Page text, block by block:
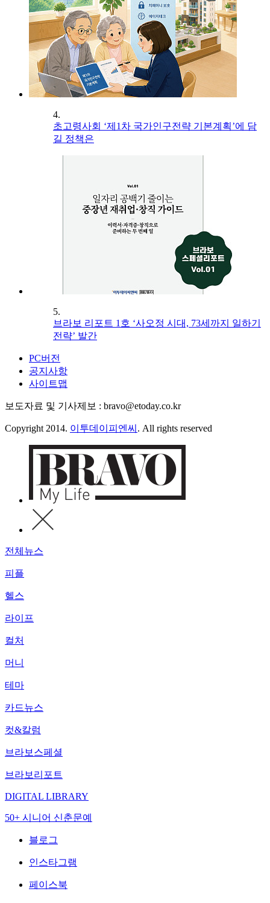
4.
초고령사회 ‘제1차 국가인구전략 기본계획’에 담
길 정책은
5.
브라보 리포트 1호 ‘사오정 시대, 73세까지 일하기
전략’ 발간
PC버전
공지사항
사이트맵
보도자료 및 기사제보 : bravo@etoday.co.kr
Copyright 2014. 이투데이피엔씨 . All rights reserved
전체뉴스
피플
헬스
라이프
컬처
머니
테마
카드뉴스
컷&칼럼
브라보스페셜
브라보리포트
DIGITAL LIBRARY
50+ 시니어 신춘문예
블로그
인스타그램
페이스북